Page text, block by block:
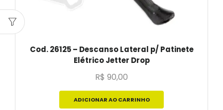
Cod. 26125 – Descanso Lateral p/ Patinete
Elétrico Jetter Drop
R$ 90,00
ADICIONAR AO CARRINHO